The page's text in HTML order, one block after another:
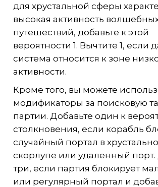
для хрустальной сферы
высокая активность
путешествий, добавьте к этой
вероятности 1. Вычтите 1, если
система относится к зоне
активности.
Кроме того, вы можете
модификаторы за поисковую
партии. Добавьте один к
столкновения, если корабль
случайный портал в
скорлупе или удаленный порт.
три, если партия блокирует
или регулярный портал и